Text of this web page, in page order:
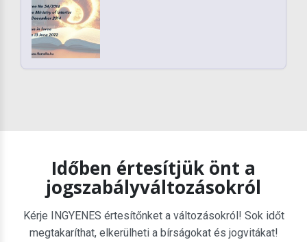
Időben értesítjük önt a
jogszabályváltozásokról
Kérje INGYENES értesítőnket a változásokról! Sok időt
megtakaríthat, elkerülheti a bírságokat és jogvitákat!